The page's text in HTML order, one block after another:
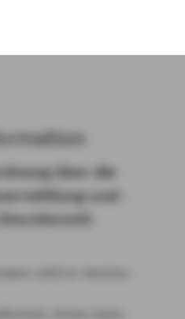
über die
und -​